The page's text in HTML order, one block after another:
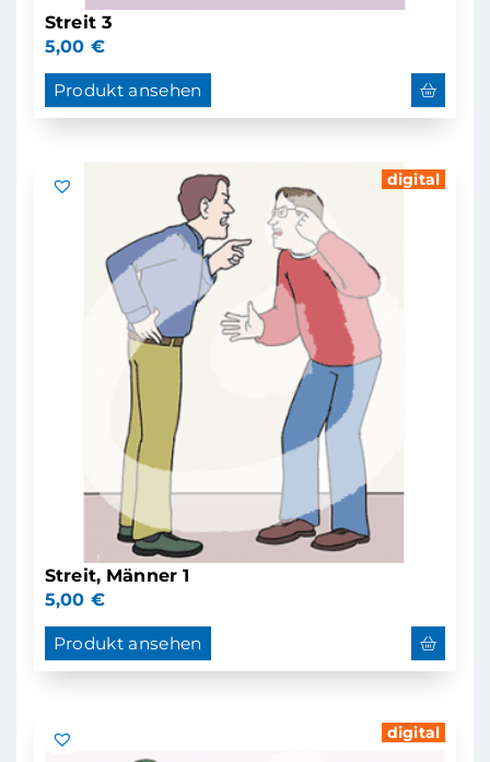
Streit 3
5,00 €
Produkt ansehen
digital
Streit, Männer 1
5,00 €
Produkt ansehen
digital